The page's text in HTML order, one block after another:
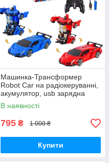
Машинка-Трансформер
Robot Car на радіокеруванні,
акумулятор, usb зарядна
В наявності
795 ₴ 1 000 ₴
Купити